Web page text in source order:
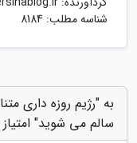
شناسه مطلب: 8184
به "رژیم روزه داری
سالم می شوید"